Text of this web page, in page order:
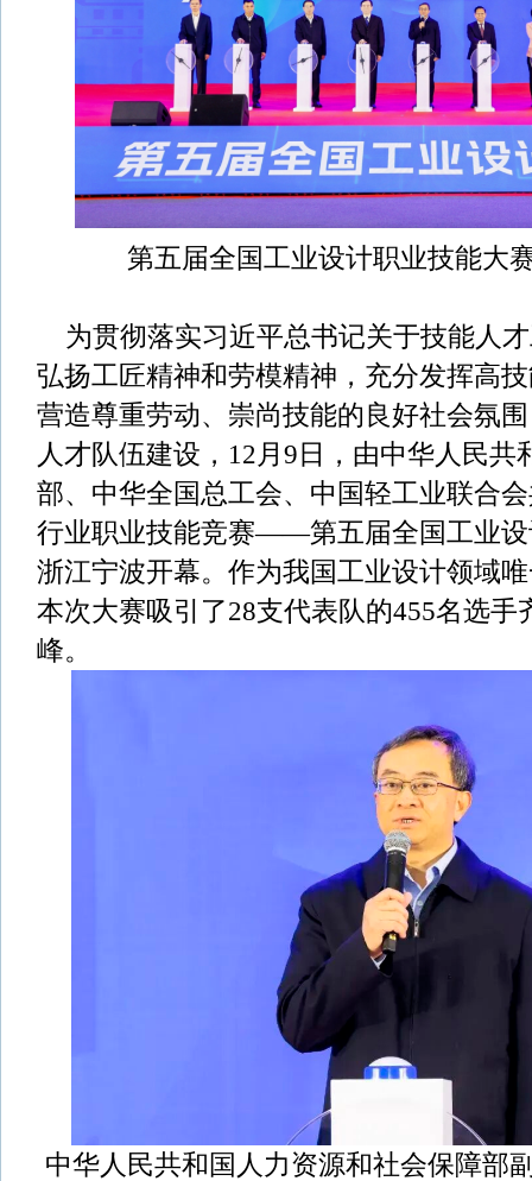
第五届全国工业设计职业技能大
为贯彻落实习近平总书记关于技能人
弘扬工匠精神和劳模精神，充分发挥高
营造尊重劳动、崇尚技能的良好社会氛
人才队伍建设，12月9日，由中华人民共
部、中华全国总工会、中国轻工业联合
行业职业技能竞赛——第五届全国工业设
浙江宁波开幕。作为我国工业设计领域
本次大赛吸引了28支代表队的455名选手
峰。
中华人民共和国人力资源和社会保障部